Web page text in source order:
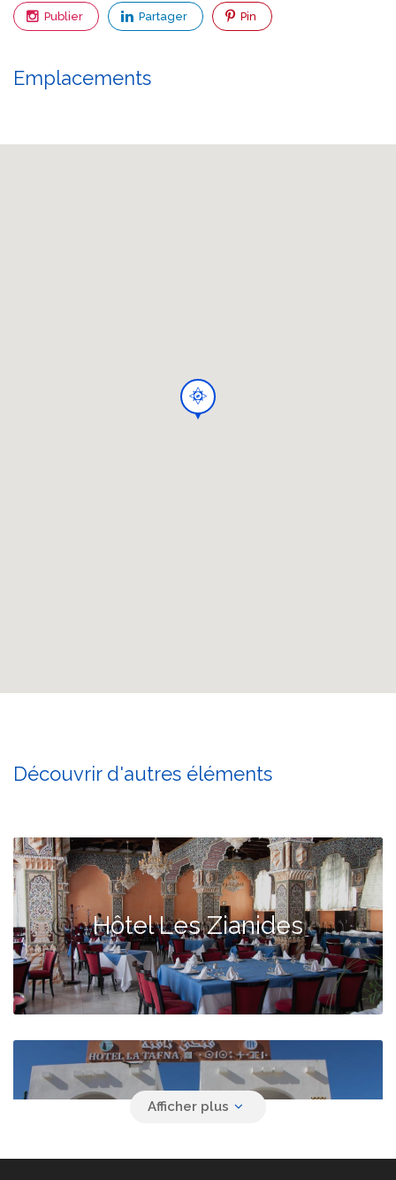
Publier Partager Pin
Emplacements
Découvrir d'autres éléments
Hôtel Les Zianides